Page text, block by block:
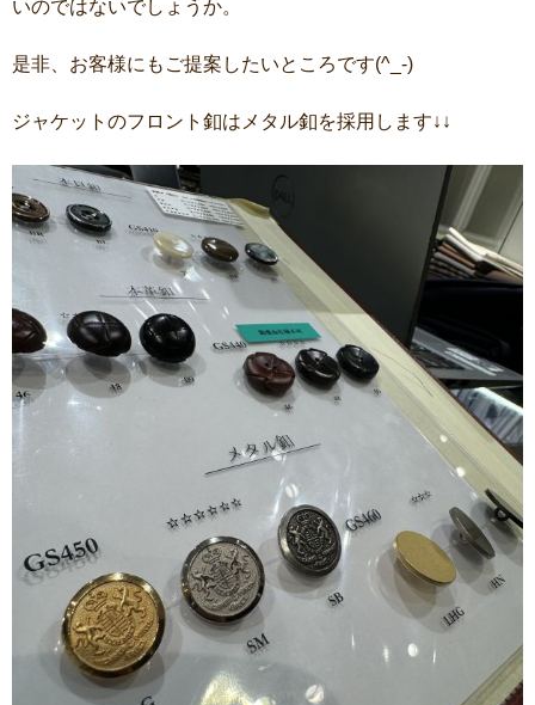
いのではないでしょうか。
是非、お客様にもご提案したいところです(^_-)
ジャケットのフロント釦はメタル釦を採用します↓↓